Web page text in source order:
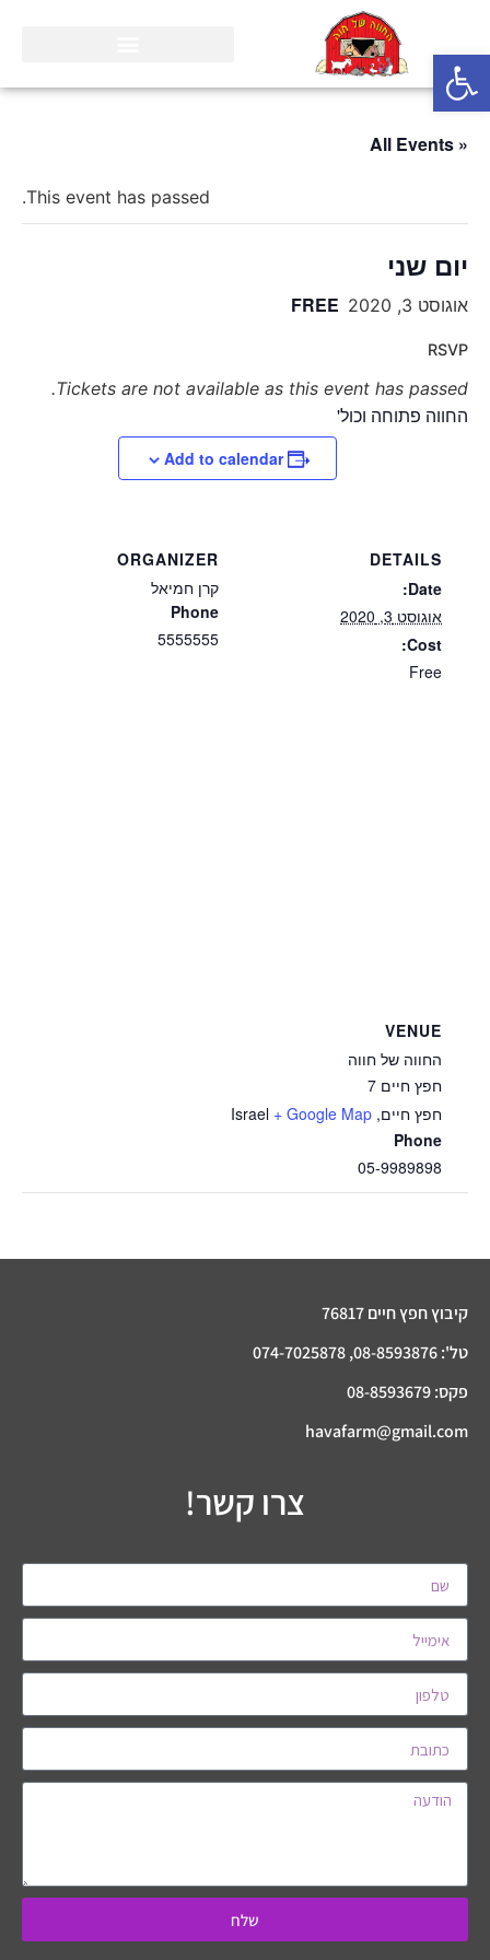
פתח סרגל נגישות
« All Events
This event has passed.
יום שני
אוגוסט 3, 2020 FREE
RSVP
Tickets are not available as this event has passed.
החווה פתוחה וכול'
Add to calendar
DETAILS
Date:
אוגוסט 3, 2020
Cost:
Free
ORGANIZER
קרן חמיאל
Phone
5555555
VENUE
החווה של חווה
חפץ חיים 7
חפץ חיים,
Israel + Google Map
Phone
05-9989898
קיבוץ חפץ חיים 76817
טל': 08-8593876, 074-7025878
פקס: 08-8593679
havafarm@gmail.com
צרו קשר!
שלח